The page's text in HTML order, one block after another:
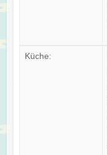
Küche: